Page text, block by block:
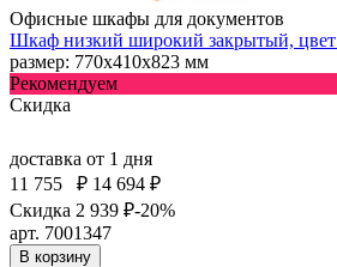
Офисные шкафы для документов
Шкаф низкий широкий закрытый, цвет
размер: 770х410х823 мм
Рекомендуем
Скидка
доставка от 1 дня
11 755
₽ 14 694 ₽
Скидка 2 939 ₽-20%
арт. 7001347
В корзину